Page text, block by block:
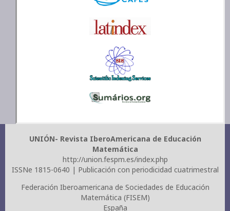
UNIÓN- Revista IberoAmericana de Educación
Matemática
http://union.fespm.es/index.php
ISSNe 1815-0640 | Publicación con periodicidad cuatrimestral
Federación Iberoamericana de Sociedades de Educación
Matemática (FISEM)
España